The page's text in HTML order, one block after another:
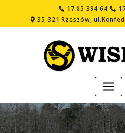
17 85 394 64
35-321 Rzeszów,